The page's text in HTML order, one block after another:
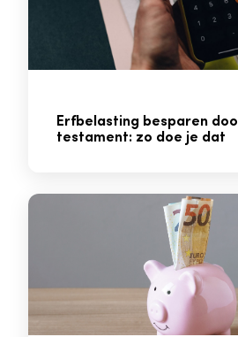
Erfbelasting besparen
testament: zo doe je dat